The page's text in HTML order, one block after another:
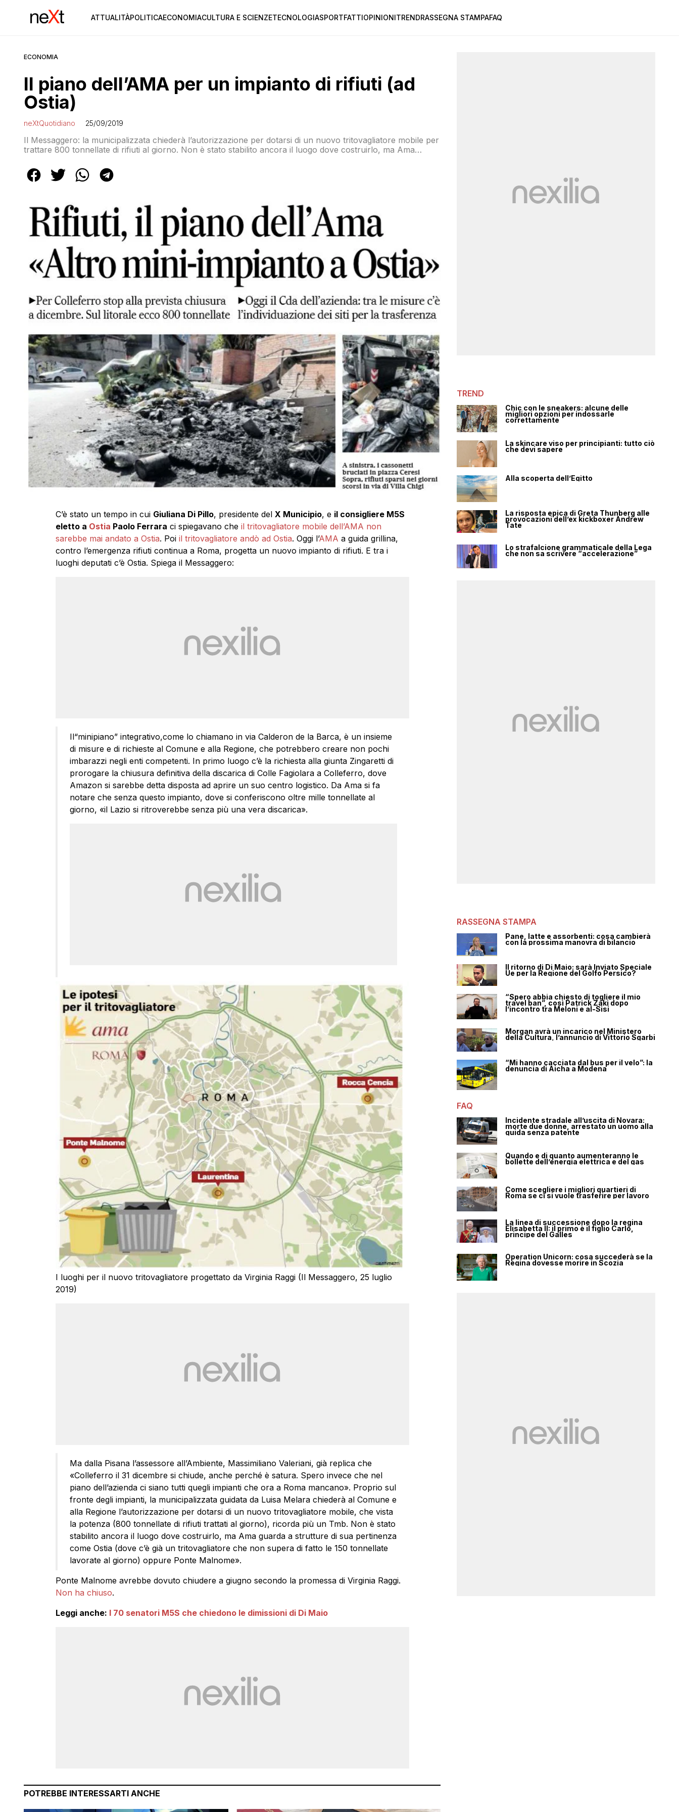
ATTUALITÀPOLITICAECONOMIACULTURA E SCIENZETECNOLOGIASPORTFATTIOPINIONITRENDRASSEGNA STAMPAFAQ
ECONOMIA
Il piano dell’AMA per un impianto di rifiuti (ad
Ostia)
neXtQuotidiano 25/09/2019
Il Messaggero: la municipalizzata chiederà l’autorizzazione per dotarsi di un nuovo tritovagliatore mobile per
trattare 800 tonnellate di rifiuti al giorno. Non è stato stabilito ancora il luogo dove costruirlo, ma Ama
C’è stato un tempo in cui Giuliana Di Pillo, presidente del X Municipio, e il consigliere M5S
eletto a Ostia Paolo Ferrara ci spiegavano cheil tritovagliatore mobile dell’AMA non
sarebbe mai andato a Ostia. Poi il tritovagliatore andò ad Ostia. Oggi l’AMA a guida grillina,
contro l’emergenza rifiuti continua a Roma, progetta un nuovo impianto di rifiuti. E tra i
luoghi deputati c’è Ostia. Spiega il Messaggero:
Il“minipiano” integrativo,come lo chiamano in via Calderon de la Barca, è un insieme
di misure e di richieste al Comune e alla Regione, che potrebbero creare non pochi
imbarazzi negli enti competenti. In primo luogo c’è la richiesta alla giunta Zingaretti di
prorogare la chiusura definitiva della discarica di Colle Fagiolara a Colleferro, dove
Amazon si sarebbe detta disposta ad aprire un suo centro logistico. Da Ama si fa
notare che senza questo impianto, dove si conferiscono oltre mille tonnellate al
giorno, «il Lazio si ritroverebbe senza più una vera discarica».
I luoghi per il nuovo tritovagliatore progettato da Virginia Raggi (Il Messaggero, 25 luglio
2019)
Ma dalla Pisana l’assessore all’Ambiente, Massimiliano Valeriani, già replica che
«Colleferro il 31 dicembre si chiude, anche perché è satura. Spero invece che nel
piano dell’azienda ci siano tutti quegli impianti che ora a Roma mancano». Proprio sul
fronte degli impianti, la municipalizzata guidata da Luisa Melara chiederà al Comune e
alla Regione l’autorizzazione per dotarsi di un nuovo tritovagliatore mobile, che vista
la potenza (800 tonnellate di rifiuti trattati al giorno), ricorda più un Tmb. Non è stato
stabilito ancora il luogo dove costruirlo, ma Ama guarda a strutture di sua pertinenza
come Ostia (dove c’è già un tritovagliatore che non supera di fatto le 150 tonnellate
lavorate al giorno) oppure Ponte Malnome».
Ponte Malnome avrebbe dovuto chiudere a giugno secondo la promessa di Virginia Raggi.
Non ha chiuso.
Leggi anche: I 70 senatori M5S che chiedono le dimissioni di Di Maio
POTREBBE INTERESSARTI ANCHE
TREND
Chic con le sneakers: alcune delle
migliori opzioni per indossarle
correttamente
La skincare viso per principianti: tutto ciò
che devi sapere
Alla scoperta dell’Egitto
La risposta epica di Greta Thunberg alle
provocazioni dell’ex kickboxer Andrew
Tate
Lo strafalcione grammaticale della Lega
che non sa scrivere “accelerazione”
RASSEGNA STAMPA
Pane, latte e assorbenti: cosa cambierà
con la prossima manovra di bilancio
Il ritorno di Di Maio: sarà Inviato Speciale
Ue per la Regione del Golfo Persico?
“Spero abbia chiesto di togliere il mio
travel ban”, così Patrick Zaki dopo
l’incontro tra Meloni e al-Sisi
Morgan avrà un incarico nel Ministero
della Cultura, l’annuncio di Vittorio Sgarbi
“Mi hanno cacciata dal bus per il velo”: la
denuncia di Aicha a Modena
FAQ
Incidente stradale all’uscita di Novara:
morte due donne, arrestato un uomo alla
guida senza patente
Quando e di quanto aumenteranno le
bollette dell’energia elettrica e del gas
Come scegliere i migliori quartieri di
Roma se ci si vuole trasferire per lavoro
La linea di successione dopo la regina
Elisabetta II: il primo è il figlio Carlo,
principe del Galles
Operation Unicorn: cosa succederà se la
Regina dovesse morire in Scozia